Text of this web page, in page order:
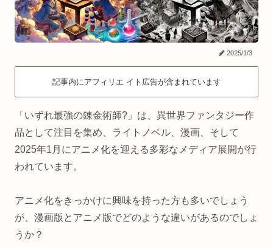
2025/1/3
記事内にアフィリエ イト広告が含まれています
「いずれ最強の錬金術師?」は、異世界ファンタジー作
品として注目を集め、ライトノベル、漫画、そして
2025年1月にアニメ化を迎える多彩なメディア展開が行
われています。
アニメ化をきっかけに興味を持った方も多いでしょう
が、漫画版とアニメ版でどのような違いがあるのでしょ
うか？